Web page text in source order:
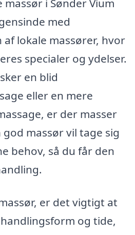
i Sønder Vium
med
lokale massører, hvor
specialer og ydelser.
en blid
eller en mere
er der masser
massør vil tage sig
behov, så du får den
er det vigtigt at
og tide,